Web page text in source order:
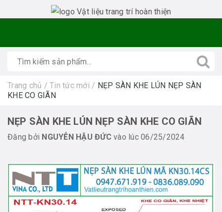
Trang chủ / Tin tức mới / NẸP SÀN KHE LÚN NẸP SÀN
KHE CO GIÃN
NẸP SÀN KHE LÚN NẸP SÀN KHE CO GIÃN
Đăng bởi NGUYỄN HẬU ĐỨCvào lúc 06/25/2024